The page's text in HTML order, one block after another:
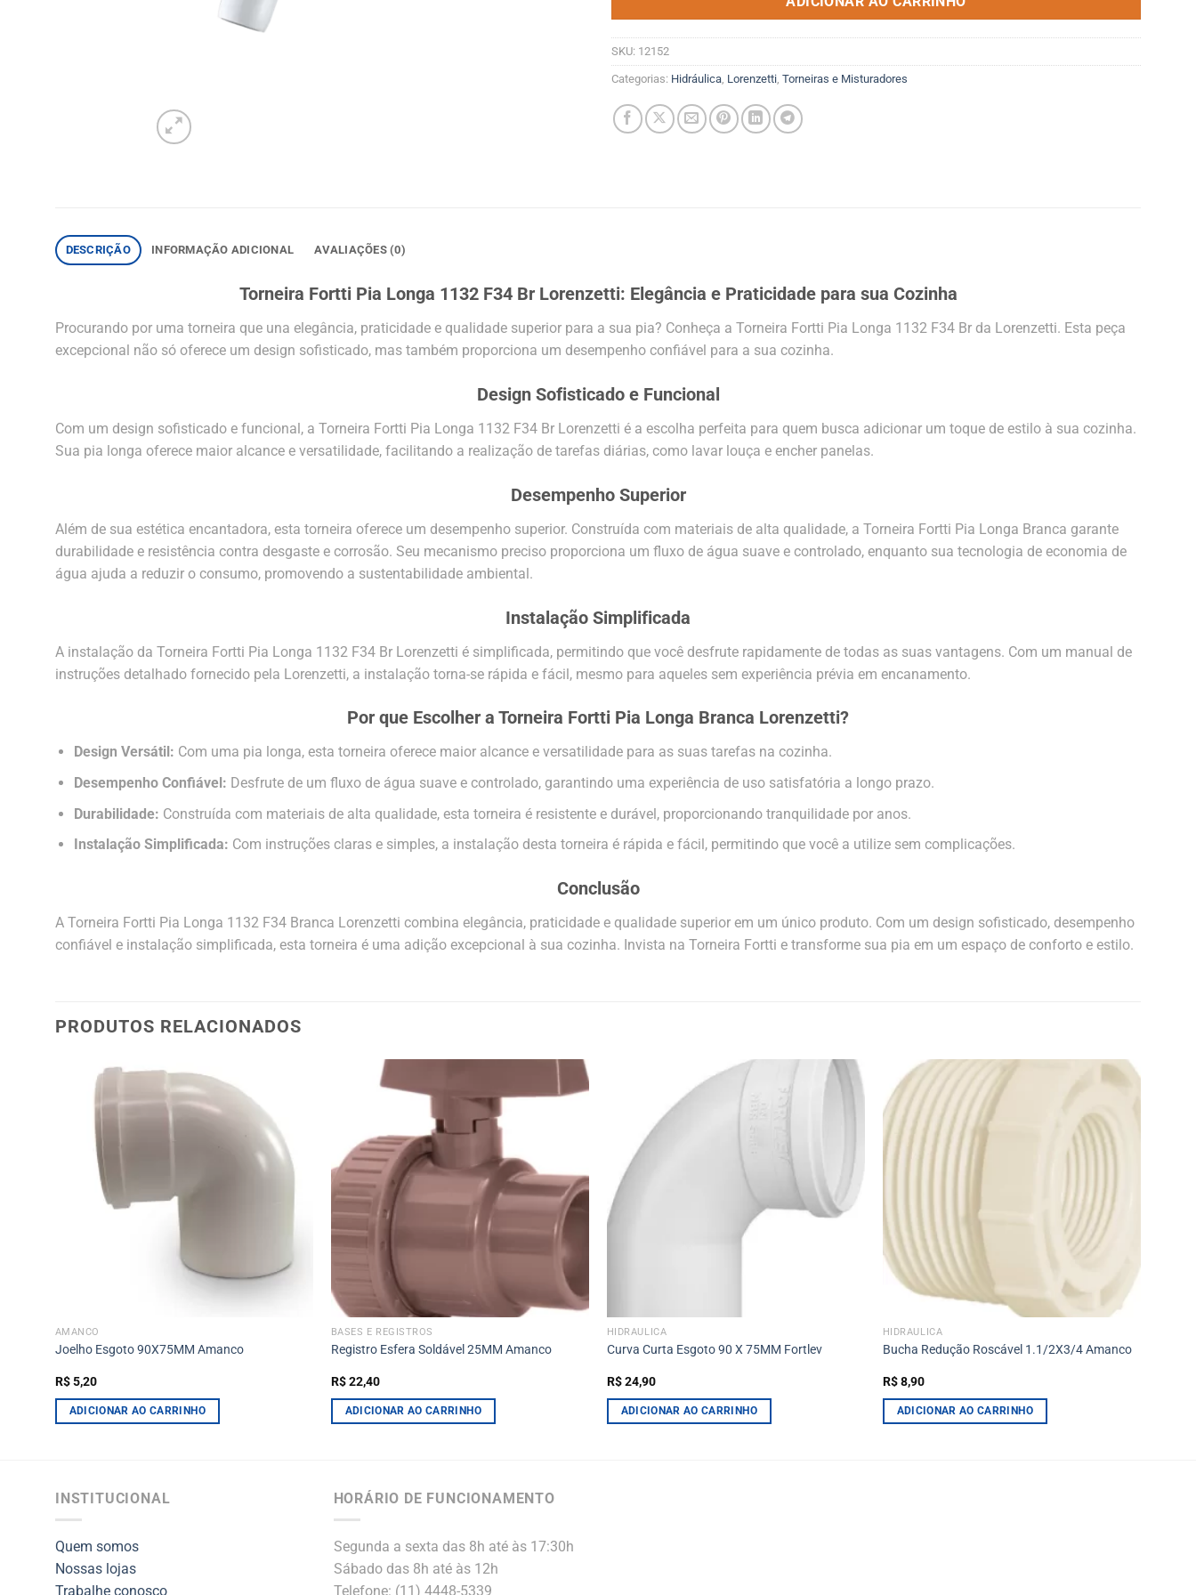
SKU: 12152
Categorias: Hidráulica, Lorenzetti, Torneiras e Misturadores
DESCRIÇÃO INFORMAÇÃO ADICIONAL AVALIAÇÕES (0)
Torneira Fortti Pia Longa 1132 F34 Br Lorenzetti: Elegância e Praticidade para sua Cozinha
Procurando por uma torneira que una elegância, praticidade e qualidade superior para a sua pia? Conheça a Torneira Fortti Pia Longa 1132 F34 Br da Lorenzetti. Esta peça
excepcional não só oferece um design sofisticado, mas também proporciona um desempenho confiável para a sua cozinha.
Design Sofisticado e Funcional
Com um design sofisticado e funcional, a Torneira Fortti Pia Longa 1132 F34 Br Lorenzetti é a escolha perfeita para quem busca adicionar um toque de estilo à sua cozinha.
Sua pia longa oferece maior alcance e versatilidade, facilitando a realização de tarefas diárias, como lavar louça e encher panelas.
Desempenho Superior
Além de sua estética encantadora, esta torneira oferece um desempenho superior. Construída com materiais de alta qualidade, a Torneira Fortti Pia Longa Branca garante
durabilidade e resistência contra desgaste e corrosão. Seu mecanismo preciso proporciona um fluxo de água suave e controlado, enquanto sua tecnologia de economia de
água ajuda a reduzir o consumo, promovendo a sustentabilidade ambiental.
Instalação Simplificada
A instalação da Torneira Fortti Pia Longa 1132 F34 Br Lorenzetti é simplificada, permitindo que você desfrute rapidamente de todas as suas vantagens. Com um manual de
instruções detalhado fornecido pela Lorenzetti, a instalação torna-se rápida e fácil, mesmo para aqueles sem experiência prévia em encanamento.
Por que Escolher a Torneira Fortti Pia Longa Branca Lorenzetti?
Design Versátil: Com uma pia longa, esta torneira oferece maior alcance e versatilidade para as suas tarefas na cozinha.
Desempenho Confiável: Desfrute de um fluxo de água suave e controlado, garantindo uma experiência de uso satisfatória a longo prazo.
Durabilidade: Construída com materiais de alta qualidade, esta torneira é resistente e durável, proporcionando tranquilidade por anos.
Instalação Simplificada: Com instruções claras e simples, a instalação desta torneira é rápida e fácil, permitindo que você a utilize sem complicações.
Conclusão
A Torneira Fortti Pia Longa 1132 F34 Branca Lorenzetti combina elegância, praticidade e qualidade superior em um único produto. Com um design sofisticado, desempenho
confiável e instalação simplificada, esta torneira é uma adição excepcional à sua cozinha. Invista na Torneira Fortti e transforme sua pia em um espaço de conforto e estilo.
PRODUTOS RELACIONADOS
AMANCO
Joelho Esgoto 90X75MM Amanco
R$5,20
ADICIONAR AO CARRINHO
BASES E REGISTROS
Registro Esfera Soldável 25MM Amanco
R$22,40
ADICIONAR AO CARRINHO
HIDRÁULICA
Curva Curta Esgoto 90 X 75MM Fortlev
R$24,90
ADICIONAR AO CARRINHO
HIDRÁULICA
Bucha Redução Roscável 1.1/2X3/4 Amanco
R$8,90
ADICIONAR AO CARRINHO
INSTITUCIONAL
Quem somos
Nossas lojas
Trabalhe conosco
HORÁRIO DE FUNCIONAMENTO
Segunda a sexta das 8h até às 17:30h
Sábado das 8h até às 12h
Telefone: (11) 4448-5339